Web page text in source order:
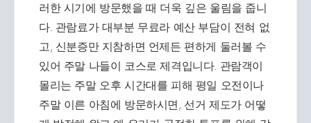
러한 시기에 방문했을 때 더욱 깊은 울림을 줍니
다. 관람료가 대부분 무료라 예산 부담이 전혀 없
고, 신분증만 지참하면 언제든 편하게 둘러볼 수
있어 주말 나들이 코스로 제격입니다. 관람객이
몰리는 주말 오후 시간대를 피해 평일 오전이나
주말 이른 아침에 방문하시면, 선거 제도가 어떻